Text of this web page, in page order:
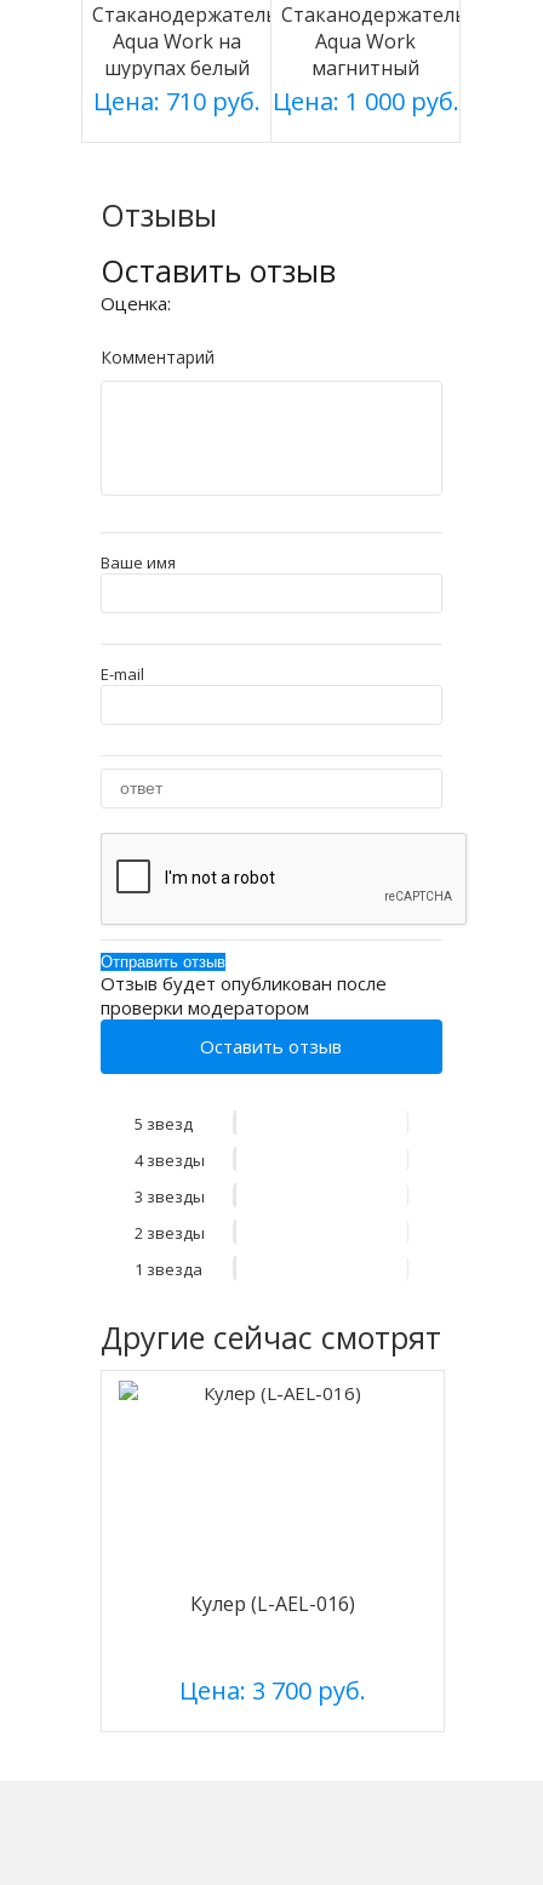
Стаканодержатель
Aqua Work на
шурупах белый
Цена: 710 руб.
Стаканодержатель
Aqua Work
магнитный
серебро
Цена: 1 000 руб.
Отзывы
Оставить отзыв
Оценка:
Комментарий
Ваше имя
E-mail
Отзыв будет опубликован после
проверки модератором
Оставить отзыв
5 звезд
4 звезды
3 звезды
2 звезды
1 звезда
Другие сейчас смотрят
Кулер (L-AEL-016)
Цена: 3 700 руб.